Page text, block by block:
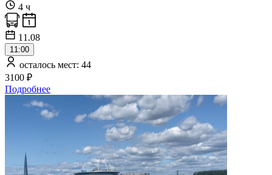
4 ч
11.08
11:00
осталось мест: 44
3100 ₽
Подробнее